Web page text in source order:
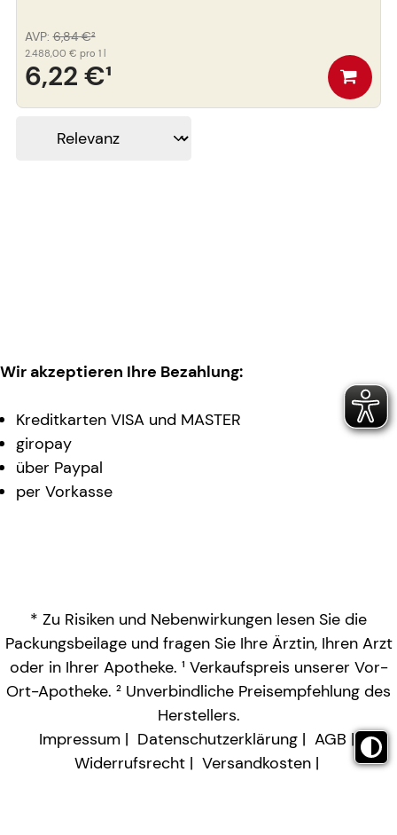
6,22 €¹
AVP: 6,84 €²
2.488,00 € pro 1 l
Wir akzeptieren Ihre Bezahlung:
Kreditkarten VISA und MASTER
giropay
über Paypal
per Vorkasse
* Zu Risiken und Nebenwirkungen lesen Sie die
Packungsbeilage und fragen Sie Ihre Ärztin, Ihren Arzt
oder in Ihrer Apotheke. ¹ Verkaufspreis unserer Vor-
Ort-Apotheke. ² Unverbindliche Preisempfehlung des
Herstellers.
Impressum
Datenschutzerklärung
AGB
Widerrufsrecht
Versandkosten